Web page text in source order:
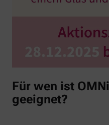
Für wen ist
geeignet?